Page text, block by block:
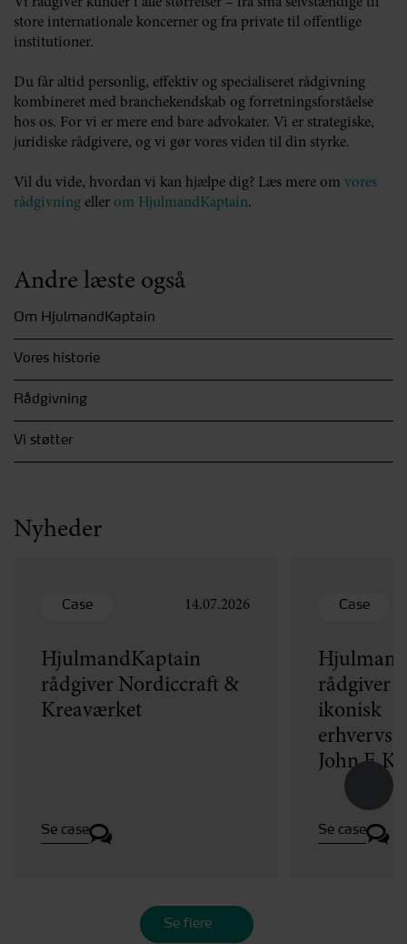
Vi rådgiver kunder i alle størrelser – fra små selvstændige til
store internationale koncerner og fra private til offentlige
institutioner.
Du får altid personlig, effektiv og specialiseret rådgivning
kombineret med branchekendskab og forretningsforståelse
hos os. For vi er mere end bare advokater. Vi er strategiske,
juridiske rådgivere, og vi gør vores viden til din styrke.
Vil du vide, hvordan vi kan hjælpe dig? Læs mere om vores
rådgivning eller om HjulmandKaptain.
Andre læste også
Om HjulmandKaptain
Vores historie
Rådgivning
Vi støtter
Nyheder
Case 14.07.2026
HjulmandKaptain
rådgiver Nordiccraft &
Kreaværket
Se case
Case
rådgiver
ikonisk
John F.
Se case
Se flere